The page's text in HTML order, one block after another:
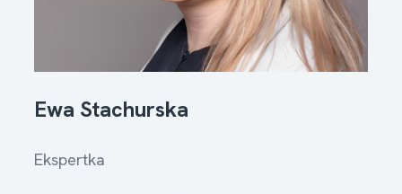
Ewa Stachurska
Ekspertka